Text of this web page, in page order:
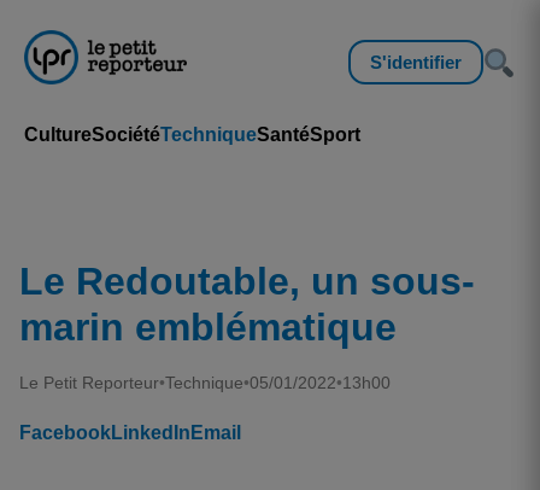
S'identifier
CultureSociétéTechniqueSantéSport
Le Redoutable, un sous-
marin emblématique
Le Petit Reporteur•Technique•05/01/2022•13h00
FacebookLinkedIn Email